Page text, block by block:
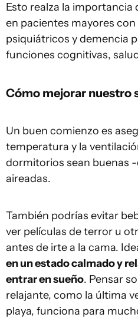
Esto realza la
en pacientes mayores
psiquiátricos y demencia
funciones cognitivas,
Cómo mejorar nuestro
Un buen comienzo es
temperatura y la
dormitorios sean buenas
aireadas.
También podrías evitar
ver películas de terror u
antes de irte a la cama.
en un estado calmado y
entrar en sueño. Pensar
relajante, como la última
playa, funciona para